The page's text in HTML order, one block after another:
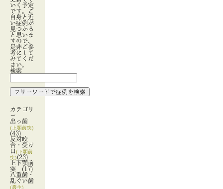
いく予定
です。ご
自身と近
い症例が
見つかる
と思いま
すので、
是非ご参
考にして
みてくだ
さい。
検索
カテゴリ
ー
出っ歯
(上顎前突)
(43)
反対咬
合・受け
口 (下顎前
突)(23)
上下顎前
突 (17)
八重歯・
乱ぐい歯
(叢生)